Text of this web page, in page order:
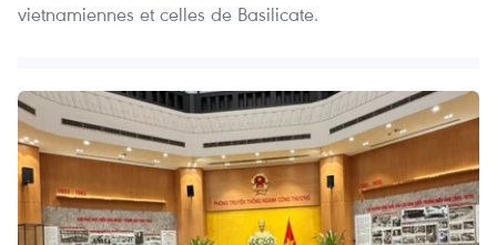
vietnamiennes et celles de Basilicate.